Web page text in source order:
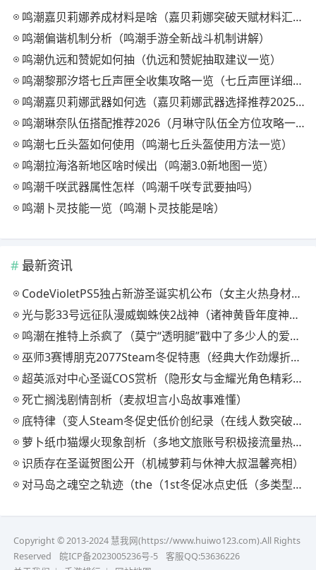
鸣潮嘉贝莉娜养成材料是啥（嘉贝莉娜突破天赋材料汇总）
鸣潮偏谐机制分析（鸣潮手游全新战斗机制讲解）
鸣潮仇远和赞妮如何抽（仇远和赞妮抽取建议一览）
鸣潮黎那汐塔七丘声匣全收集攻略一览（七丘声匣详细位置介绍）
鸣潮嘉贝莉娜武器如何选（嘉贝莉娜武器选择推荐2025）
鸣潮琳奈队伍搭配推荐2026（月琳守队伍全方位攻略一览）
鸣潮七丘头盔如何使用（鸣潮七丘头盔使用方法一览）
鸣潮拉海洛新地区啥时候出（鸣潮3.0新地图一览）
鸣潮千咲武器属性怎样（​鸣潮千咲专武要抽吗）
鸣潮卜灵技能一览（鸣潮卜灵技能是啥）
最新资讯
CodeVioletPS5独占新游圣诞实机公布（女主火热身材再次亮相）
光与影33号远征队漫威蜘蛛侠2战神（诸神黄昏年度神作PS5新手必玩三大神作推荐2026）
鸣潮在推特上杀疯了（莫宁“透明腿”戳中了多少人的爱好）
巫师3赛博朋克2077Steam冬促特惠（经典大作劲爆折扣信息汇总）
超英派对中心圣诞COS赏析（隐形女与金耀光角色精彩呈现）
死亡搁浅剧情剖析（麦叔坦言小岛故事难懂）
底特律（变人Steam冬促史低价创纪录（在线人数突破2.2万历史新高）
萝卜纸巾猫爆火现象剖析（多地文旅账号积极接流量热潮）
识质存在圣诞贺图公开（机械萝莉与休神大叔温馨亮相）
对马岛之魂空之轨迹（the（1st冬促冰点史低（多类型大作年度折扣汇总）
Copyright © 2013-2024 慧我网(https://www.huiwo123.com).All Rights
Reserved
皖ICP备2023005236号-5
客服QQ:53636226